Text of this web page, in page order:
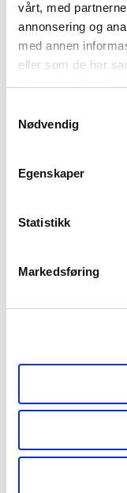
vårt, med
annonsering og
med annen
eller som de har
Nødvendig
Egenskaper
Statistikk
Markedsføring